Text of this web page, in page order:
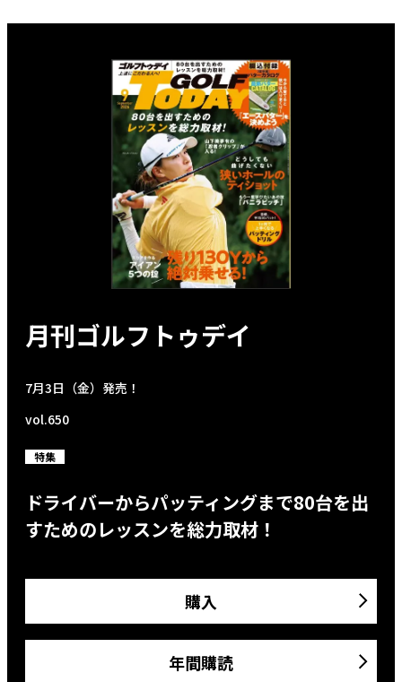
月刊ゴルフトゥデイ
7月3日（金）発売！
vol.650
特集
ドライバーからパッティングまで80台を出
すためのレッスンを総力取材！
購入
年間購読